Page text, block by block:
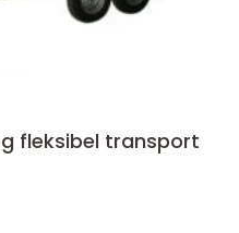
fleksibel transport